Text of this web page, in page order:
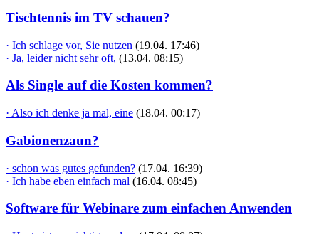
Tischtennis im TV schauen?
· Ich schlage vor, Sie nutzen (19.04. 17:46)
· Ja, leider nicht sehr oft, (13.04. 08:15)
Als Single auf die Kosten kommen?
· Also ich denke ja mal, eine (18.04. 00:17)
Gabionenzaun?
· schon was gutes gefunden? (17.04. 16:39)
· Ich habe eben einfach mal (16.04. 08:45)
Software für Webinare zum einfachen Anwenden